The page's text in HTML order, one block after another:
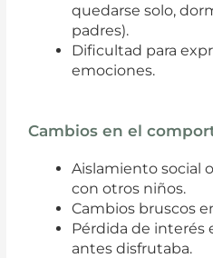
quedarse solo,
padres).
Dificultad para
emociones.
Cambios en el
Aislamiento social
con otros niños.
Cambios bruscos
Pérdida de interés
antes disfrutaba.